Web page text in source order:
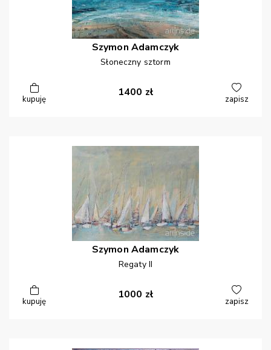
Szymon Adamczyk
Słoneczny sztorm
kupuję
1400 zł
zapisz
Szymon Adamczyk
Regaty II
kupuję
1000 zł
zapisz